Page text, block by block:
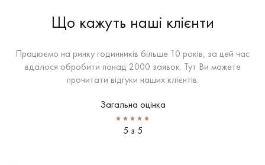
Що кажуть наші клієнти
Працюємо на ринку годинників більше 10 років, за цей час
вдалося обробити понад 2000 заявок. Тут Ви можете
прочитати відгуки наших клієнтів.
Загальна оцінка
5 з 5